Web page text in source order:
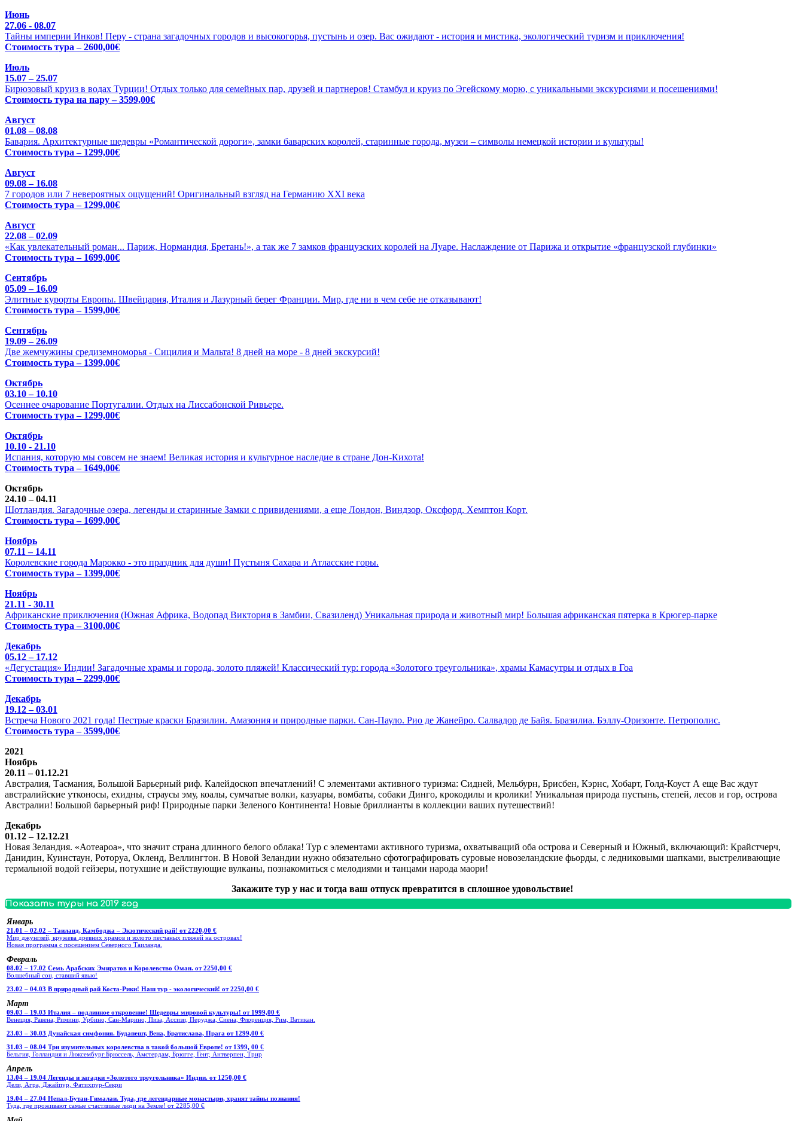
Июнь
27.06 - 08.07
Тайны империи Инков! Перу - страна загадочных городов и высокогорья, пустынь и озер. Вас ожидают - история и мистика, экологический туризм и приключения!
Стоимость тура – 2600,00€
Июль
15.07 – 25.07
Бирюзовый круиз в водах Турции! Отдых только для семейных пар, друзей и партнеров! Стамбул и круиз по Эгейскому морю, с уникальными экскурсиями и посещениями!
Стоимость тура на пару – 3599,00€
Август
01.08 – 08.08
Бавария. Архитектурные шедевры «Романтической дороги», замки баварских королей, старинные города, музеи – символы немецкой истории и культуры!
Стоимость тура – 1299,00€
Август
09.08 – 16.08
7 городов или 7 невероятных ощущений! Оригинальный взгляд на Германию XXI века
Стоимость тура – 1299,00€
Август
22.08 – 02.09
«Как увлекательный роман... Париж, Нормандия, Бретань!», а так же 7 замков французских королей на Луаре. Наслаждение от Парижа и открытие «французской глубинки»
Стоимость тура – 1699,00€
Сентябрь
05.09 – 16.09
Элитные курорты Европы. Швейцария, Италия и Лазурный берег Франции. Мир, где ни в чем себе не отказывают!
Стоимость тура – 1599,00€
Сентябрь
19.09 – 26.09
Две жемчужины средиземноморья - Сицилия и Мальта! 8 дней на море - 8 дней экскурсий!
Стоимость тура – 1399,00€
Октябрь
03.10 – 10.10
Осеннее очарование Португалии. Отдых на Лиссабонской Ривьере.
Стоимость тура – 1299,00€
Октябрь
10.10 - 21.10
Испания, которую мы совсем не знаем! Великая история и культурное наследие в стране Дон-Кихота!
Стоимость тура – 1649,00€
Октябрь
24.10 – 04.11
Шотландия. Загадочные озера, легенды и старинные Замки с привидениями, а еще Лондон, Виндзор, Оксфорд, Хемптон Корт.
Стоимость тура – 1699,00€
Ноябрь
07.11 – 14.11
Королевские города Марокко - это праздник для души! Пустыня Сахара и Атласские горы.
Стоимость тура – 1399,00€
Ноябрь
21.11 - 30.11
Африканские приключения (Южная Африка, Водопад Виктория в Замбии, Свазиленд) Уникальная природа и животный мир! Большая африканская пятерка в Крюгер-парке
Стоимость тура – 3100,00€
Декабрь
05.12 – 17.12
«Дегустация» Индии! Загадочные храмы и города, золото пляжей! Классический тур: города «Золотого треугольника», храмы Камасутры и отдых в Гоа
Стоимость тура – 2299,00€
Декабрь
19.12 – 03.01
Встреча Нового 2021 года! Пестрые краски Бразилии. Амазония и природные парки. Сан-Пауло. Рио де Жанейро. Салвадор де Байя. Бразилиа. Бэллу-Оризонте. Петрополис.
Стоимость тура – 3599,00€
2021
Ноябрь
20.11 – 01.12.21
Австралия, Тасмания, Большой Барьерный риф. Калейдоскоп впечатлений! С элементами активного туризма: Сидней, Мельбурн, Брисбен, Кэрнс, Хобарт, Голд-Коуст А еще Вас ждут
австралийские утконосы, ехидны, страусы эму, коалы, сумчатые волки, казуары, вомбаты, собаки Динго, крокодилы и кролики! Уникальная природа пустынь, степей, лесов и гор, острова
Австралии! Большой барьерный риф! Природные парки Зеленого Континента! Новые бриллианты в коллекции ваших путешествий!
Декабрь
01.12 – 12.12.21
Новая Зеландия. «Аотеароа», что значит страна длинного белого облака! Тур с элементами активного туризма, охватыващий оба острова и Северный и Южный, включающий: Крайстчерч,
Данидин, Куинстаун, Роторуа, Окленд, Веллингтон. В Новой Зеландии нужно обязательно сфотографировать суровые новозеландские фьорды, с ледниковыми шапками, выстреливающие
термальной водой гейзеры, потухшие и действующие вулканы, познакомиться с мелодиями и танцами народа маори!
Закажите тур у нас и тогда ваш отпуск превратится в сплошное удовольствие!
Показать туры на 2019 год
Январь
21.01 – 02.02 – Таиланд, Камбоджа – Экзотический рай! от 2220,00 €
Мир джунглей, кружева древних храмов и золото песчаных пляжей на островах!
Новая программа с посещением Северного Таиланда.
Февраль
08.02 – 17.02 Семь Арабских Эмиратов и Королевство Оман. от 2250,00 €
Волшебный сон, ставший явью!
23.02 – 04.03 В природный рай Коста-Рики! Наш тур - экологический! от 2250,00 €
Март
09.03 – 19.03 Италия – подлинное откровение! Шедевры мировой культуры! от 1999,00 €
Венеция, Равена, Римини, Урбино, Сан-Марино, Пиза, Ассизи, Перуджа, Сиена, Флоренция, Рим, Ватикан.
23.03 – 30.03 Дунайская симфония. Будапешт, Вена, Братислава, Прага от 1299,00 €
31.03 – 08.04 Три изумительных королевства в такой большой Европе! от 1399, 00 €
Бельгия, Голландия и Люксембург.Брюссель, Амстердам, Брюгге, Гент, Антверпен, Трир
Апрель
13.04 – 19.04 Легенды и загадки «Золотого треугольника» Индии. от 1250,00 €
Дели, Агра, Джайпур, Фатихпур-Секри
19.04 – 27.04 Непал-Бутан-Гималаи. Туда, где легендарные монастыри, хранят тайны познания!
Туда, где проживают самые счастливые люди на Земле! от 2285,00 €